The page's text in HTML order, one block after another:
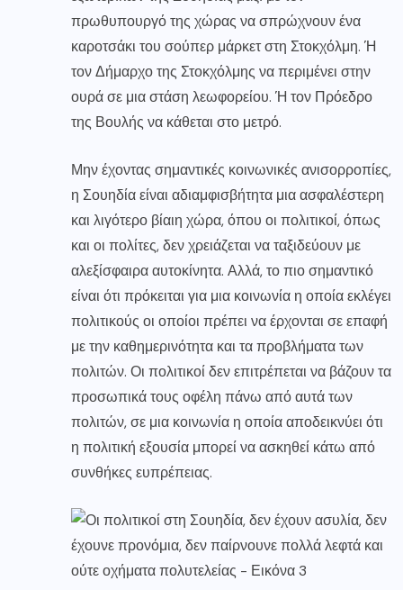
πρωθυπουργό της χώρας να σπρώχνουν ένα
καροτσάκι του σούπερ μάρκετ στη Στοκχόλμη. Ή
τον Δήμαρχο της Στοκχόλμης να περιμένει στην
ουρά σε μια στάση λεωφορείου. Ή τον Πρόεδρο
της Βουλής να κάθεται στο μετρό.
Μην έχοντας σημαντικές κοινωνικές ανισορροπίες,
η Σουηδία είναι αδιαμφισβήτητα μια ασφαλέστερη
και λιγότερο βίαιη χώρα, όπου οι πολιτικοί, όπως
και οι πολίτες, δεν χρειάζεται να ταξιδεύουν με
αλεξίσφαιρα αυτοκίνητα. Αλλά, το πιο σημαντικό
είναι ότι πρόκειται για μια κοινωνία η οποία εκλέγει
πολιτικούς οι οποίοι πρέπει να έρχονται σε επαφή
με την καθημερινότητα και τα προβλήματα των
πολιτών. Οι πολιτικοί δεν επιτρέπεται να βάζουν τα
προσωπικά τους οφέλη πάνω από αυτά των
πολιτών, σε μια κοινωνία η οποία αποδεικνύει ότι
η πολιτική εξουσία μπορεί να ασκηθεί κάτω από
συνθήκες ευπρέπειας.